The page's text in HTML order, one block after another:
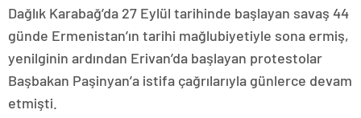
Dağlık Karabağ’da 27 Eylül tarihinde başlayan savaş 44
günde Ermenistan’ın tarihi mağlubiyetiyle sona ermiş,
yenilginin ardından Erivan’da başlayan protestolar
Başbakan Paşinyan’a istifa çağrılarıyla günlerce devam
etmişti.